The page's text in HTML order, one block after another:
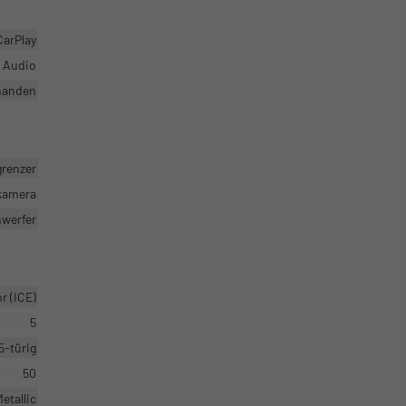
Audio
(ICE)
5
5-türig
50